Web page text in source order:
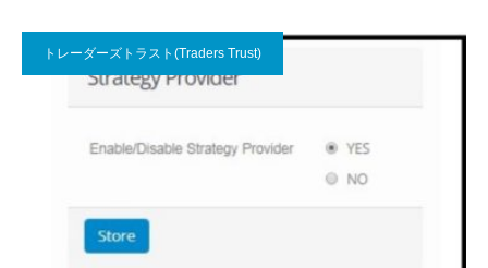
トレーダーズトラスト(Traders Trust)